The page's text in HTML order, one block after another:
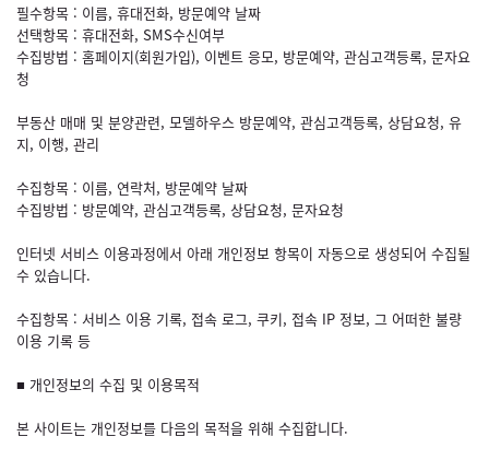
필수항목 : 이름, 휴대전화, 방문예약 날짜
선택항목 : 휴대전화, SMS수신여부
수집방법 : 홈페이지(회원가입), 이벤트 응모, 방문예약, 관심고객등록, 문자요
청
부동산 매매 및 분양관련, 모델하우스 방문예약, 관심고객등록, 상담요청, 유
지, 이행, 관리
수집항목 : 이름, 연락처, 방문예약 날짜
수집방법 : 방문예약, 관심고객등록, 상담요청, 문자요청
인터넷 서비스 이용과정에서 아래 개인정보 항목이 자동으로 생성되어 수집될
수 있습니다.
수집항목 : 서비스 이용 기록, 접속 로그, 쿠키, 접속 IP 정보, 그 어떠한 불량
이용 기록 등
■ 개인정보의 수집 및 이용목적
본 사이트는 개인정보를 다음의 목적을 위해 수집합니다.